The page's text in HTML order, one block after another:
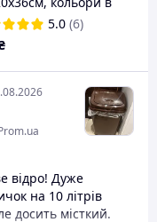
Алеана
5.0 (6)
відро! Дуже
на 10 літрів
досить місткий.